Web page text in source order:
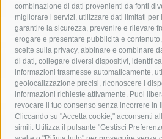
combinazione di dati provenienti da fonti
migliorare i servizi, utilizzare dati limitati per
garantire la sicurezza, prevenire e rilevare
erogare e presentare pubblicità e
scelte sulla privacy, abbinare e combinare
di dati, collegare diversi dispositivi,
informazioni trasmesse automaticamente,
geolocalizzazione precisi, riconoscere i
informazioni richieste attivamente. Puoi
revocare il tuo consenso senza incorrere in
Cliccando su "Accetta cookie," acconsenti
simili. Utilizza il pulsante "Gestisci
costiera amalfitana
covid-19 eav
fondazione sorrento
gori
lavori
lorenzo balducelli mare
massimo coppola
Meta napoli
penisola sorrentina
piano di
protezione civile
Regione Campania
sindaco cuomo
sorrento studenti